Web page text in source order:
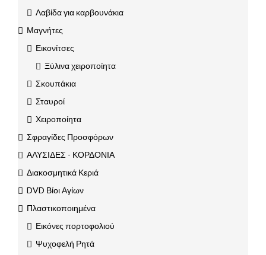
Λαβίδα για καρβουνάκια
Μαγνήτες
Εικονίτσες
Ξύλινα χειροποίητα
Σκουπάκια
Σταυροί
Χειροποίητα
Σφραγίδες Προσφόρων
ΑΛΥΣΙΔΕΣ - ΚΟΡΔΟΝΙΑ
Διακοσμητικά Κεριά
DVD Βίοι Αγίων
Πλαστικοποιημένα
Εικόνες πορτοφολιού
Ψυχοφελή Ρητά